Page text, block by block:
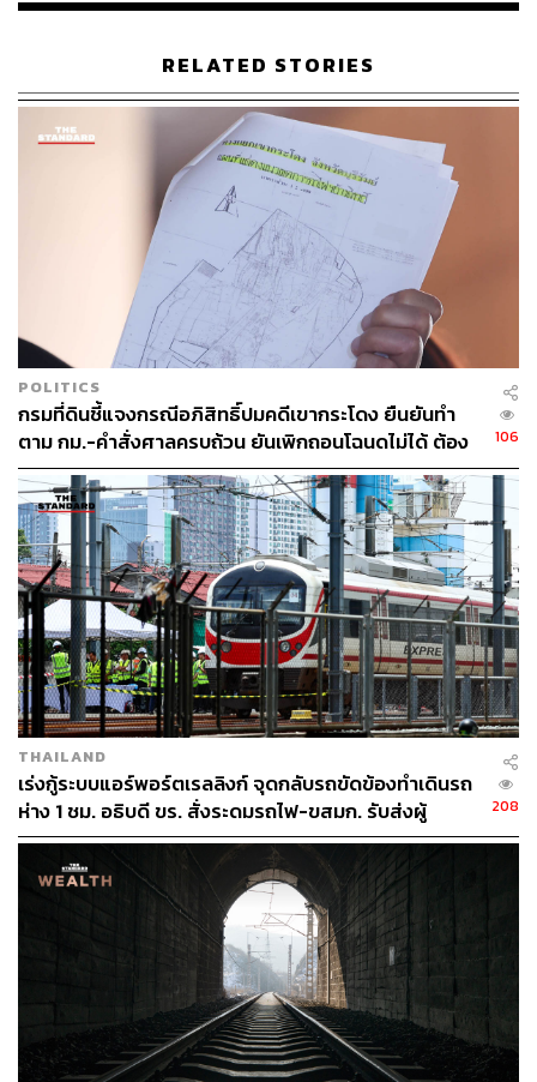
ตรวจเยี่ยม อาทิ กรุงเทพมหานคร ที่ต้องตรวจสอบว่าผิดข้อ
หรือแม้แต่กลุ่มสภาศิลปินส่งเสริมพระพุทธศาสนาแห่งประ
เทศไทยฯ ที่ให้ความเห็นว่าควรย้ายรูปปั้นออกจากพื้นที่
เพราะทำให้ประชาชนที่พบเห็นเสียขวัญกำลังใจ
เรื่องของครูกายแก้วยังเคยมีประเด็นวิธีการบูชาที่ผิดแปลก
เช่น นำลูกแมวมากราบไหว้ ซึ่งต่างไปจากการบูชาองค์เท
พอื่นๆ ทำให้เวลาต่อมาผู้ที่เคารพศรัทธาองค์ครูกายแก้วเอง
ต้องออกมาชี้แจงว่าไม่มีการบูชาด้วยวิธีการนั้น ขอให้สังคม
อย่าโจมตีความเชื่อ ความศรัทธาในองค์ครูกายแก้ว
ครูกายแก้ว วิกฤตการเมืองและสังคมไทย
พิพัฒน์ กระแจะจันทร์ ผู้ช่วยศาสตราจารย์ประจำสาขาวิชา
ประวัติศาสตร์ มหาวิทยาลัยธรรมศาสตร์ กล่าวถึง
ปรากฏการณ์ครูกายแก้วไว้ว่า ปรากฏการณ์นี้เกิดขึ้นในช่วง
เวลาหัวเลี้ยวหัวต่อทางการเมืองที่ไม่มีใครแน่ใจว่าทิศทาง
ของบ้านเมืองจะเดินไปทางไหน การเมืองในระดับสถาบันก็มี
ความอึมครึม และเศรษฐกิจของไทยที่อาจไม่ได้ดีจริงตามที่
เห็น ผู้คนจึงแห่กันไปบูชาครูกายแก้วเพื่อหวัง ‘การเงิน การ
งาน และโชคลาภ’
อำนาจของครูกายแก้วนี้ดูจะมีจุดร่วมกับสิ่งศักดิ์สิทธิ์ที่ผ่านมา
อีกประการหนึ่งคือ เป็นอำนาจที่ยึดโยงตนเองเข้ากับอำนาจ
ของกษัตริย์โบราณ ซึ่งคือแหล่งของอำนาจที่ทั้งน่าใกล้ชิด
และร้อนดังดวงตะวัน
ถ้าครูกายแก้วเป็นผีป่าก็จะวิ่งมาสิงเมืองดังเช่นที่หลายท่าน
กล่าวถึงกัน แต่คำถามคือ อะไรเป็นเหตุปัจจัยที่ทำให้ผีป่าวิ่ง
เข้าสิงเมืองได้ง่ายดายเช่นนี้มาร่วมเกือบสองทศวรรษแล้ว ผี
ตัวจริงจึงอาจไม่ใช่ครูกายแก้วอย่างที่คิด
RELATED STORIES
POLITICS
กรมที่ดินชี้แจงกรณีอภิสิทธิ์ปมคดีเขากระโดง ยืนยันทำ
ตาม กม.-คำสั่งศาลครบถ้วน ยันเพิกถอนโฉนดไม่ได้ ต้อง
รอศาลชี้ขาด
106
THAILAND
เร่งกู้ระบบแอร์พอร์ตเรลลิงก์ จุดกลับรถขัดข้องทำเดินรถ
ห่าง 1 ชม. อธิบดี ขร. สั่งระดมรถไฟ-ขสมก. รับส่งผู้
โดยสาร
208